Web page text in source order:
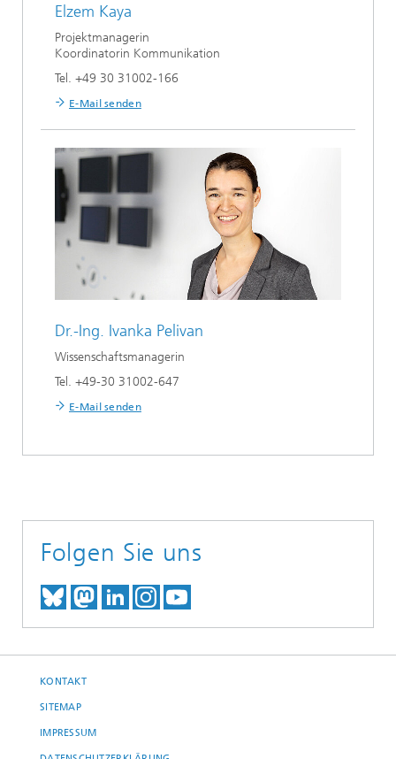
Elzem Kaya
Projektmanagerin
Koordinatorin Kommunikation
Tel. +49 30 31002-166
E-Mail senden
Dr.-Ing. Ivanka Pelivan
Wissenschaftsmanagerin
Tel. +49-30 31002-647
E-Mail senden
Folgen Sie uns
TREFFEN SIE UNS AUF BLUESKY
TREFFEN SIE UNS AUF
TREFFEN SIE UNS BEI
BESUCHEN SIE UNSER
UNSER VIDEO-
KONTAKT
SITEMAP
IMPRESSUM